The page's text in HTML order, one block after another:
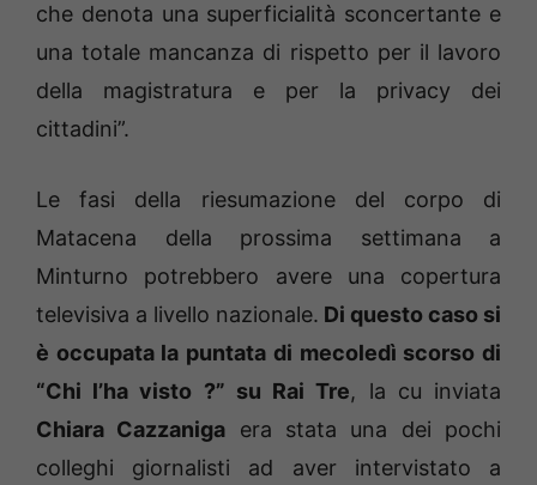
che denota una superficialità sconcertante e
una totale mancanza di rispetto per il lavoro
della magistratura e per la privacy dei
cittadini”.
Le fasi della riesumazione del corpo di
Matacena della prossima settimana a
Minturno potrebbero avere una copertura
televisiva a livello nazionale. Di questo caso si
è occupata la puntata di mecoledì scorso di
“Chi l’ha visto ?” su Rai Tre, la cu inviata
Chiara Cazzaniga era stata una dei pochi
colleghi giornalisti ad aver intervistato a